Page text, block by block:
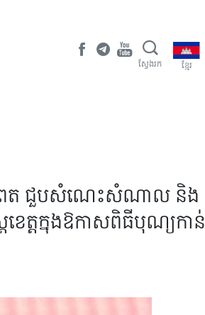
ស្វែងរក ខ្មែរ
តកំពត ជួបសំណេះសំណាល និង
ខេត្តក្នុងឱកាសពិធីបុណ្យកាន់